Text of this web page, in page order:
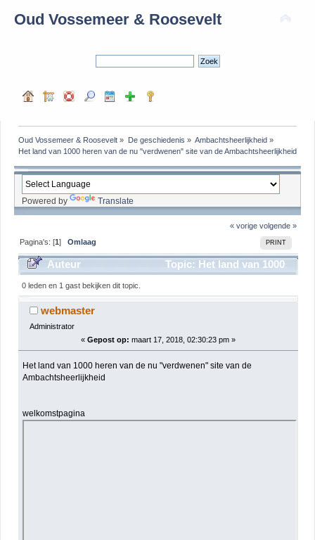
Oud Vossemeer & Roosevelt
Oud Vossemeer & Roosevelt » De geschiedenis » Ambachtsheerlijkheid»
Het land van 1000 heren van de nu "verdwenen" site van de Ambachtsheerlijkheid
Powered by Translate
« vorige volgende »
PRINT
Pagina's: [1]Omlaag
Auteur
Topic: Het land van 1000
heren van de nu "verdwenen" site van de
Ambachtsheerlijkheid (gelezen 9687 keer)
0 leden en 1 gast bekijken dit topic.
webmaster
Administrator
« Gepost op: maart 17, 2018, 02:30:23 pm »
Het land van 1000 heren van de nu "verdwenen" site van de
Ambachtsheerlijkheid
welkomstpagina